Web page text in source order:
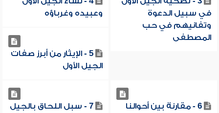
في سبيل الدعوة
وتفانيهم في حب
المصطفى
وعبيده وغرباؤه
5 - الإيثار من أبرز صفات
الجيل الأول
6 - مقارنة بين أحوالنا
7 - سبل اللحاق بالجيل